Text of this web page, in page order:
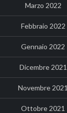
Marzo 2022
Febbraio 2022
Gennaio 2022
Dicembre 2021
Novembre 2021
Ottobre 2021